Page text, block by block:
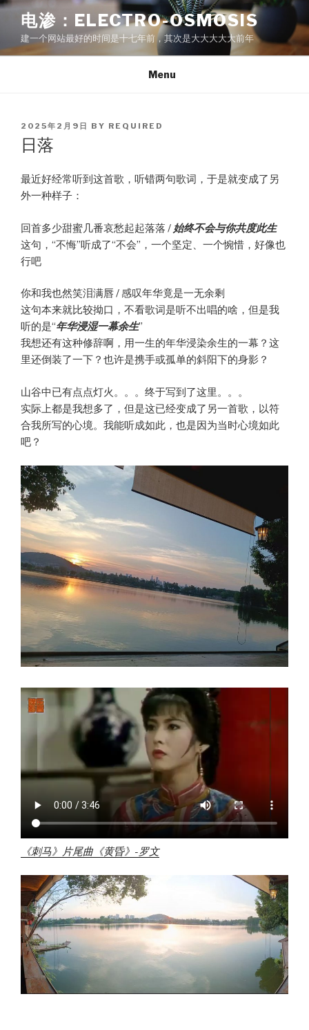
Skip
content
电渗：ELECTRO-OSMOSIS
建一个网站最好的时间是十七年前，其次是大大大大大前年
Menu
POSTED
ON
2025年2月9日 BY REQUIRED
日落
最近好经常听到这首歌，听错两句歌词，于是就变成了另
外一种样子：
回首多少甜蜜几番哀愁起起落落 / 始终不会与你共度此生
这句，“不悔”听成了“不会”，一个坚定、一个惋惜，好像也
行吧
你和我也然笑泪满唇 / 感叹年华竟是一无余剩
这句本来就比较拗口，不看歌词是听不出唱的啥，但是我
听的是“年华浸湿一幕余生”
我想还有这种修辞啊，用一生的年华浸染余生的一幕？这
里还倒装了一下？也许是携手或孤单的斜阳下的身影？
山谷中已有点点灯火。。。终于写到了这里。。。
实际上都是我想多了，但是这已经变成了另一首歌，以符
合我所写的心境。我能听成如此，也是因为当时心境如此
吧？
《刺马》片尾曲《黄昏》-罗文